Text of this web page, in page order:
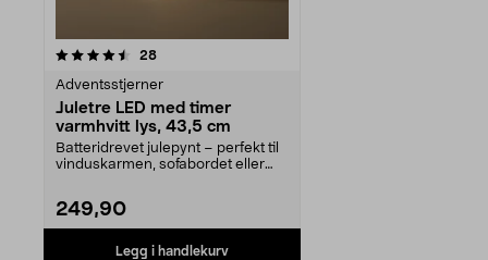
28anmeldelser
Adventsstjerner
Juletre LED med timer
varmhvitt lys, 43,5 cm
Batteridrevet julepynt – perfekt til
vinduskarmen, sofabordet eller
249,90
Legg i handlekurv